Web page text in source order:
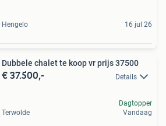
Hengelo 16 jul 26
Dubbele chalet te koop vr prijs 37500
€ 37.500,- Details
Terwolde
Dagtopper
Vandaag